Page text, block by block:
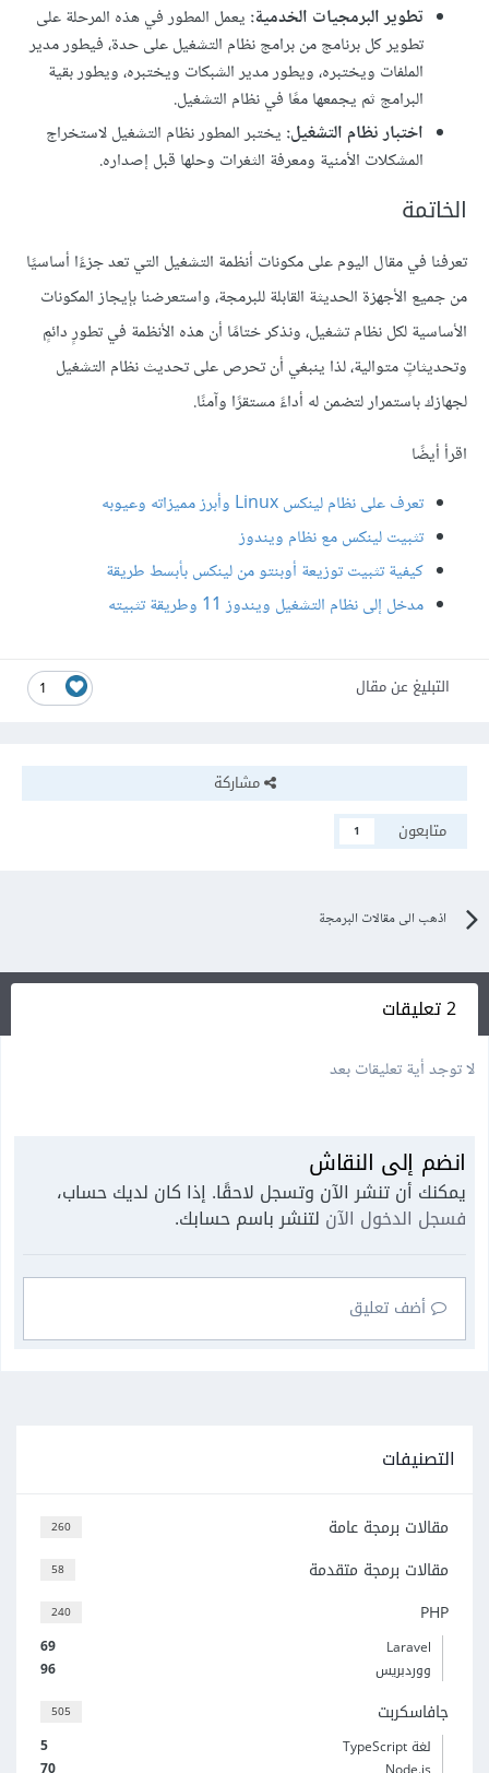
تطوير البرمجيات الخدمية: يعمل المطور في هذه المرحلة على
تطوير كل برنامج من برامج نظام التشغيل على حدة، فيطور مدير
الملفات ويختبره، ويطور مدير الشبكات ويختبره، ويطور بقية
البرامج ثم يجمعها معًا في نظام التشغيل.
اختبار نظام التشغيل: يختبر المطور نظام التشغيل لاستخراج
المشكلات الأمنية ومعرفة الثغرات وحلها قبل إصداره.
الخاتمة
تعرفنا في مقال اليوم على مكونات أنظمة التشغيل التي تعد جزءًا أساسيًا
من جميع الأجهزة الحديثة القابلة للبرمجة، واستعرضنا بإيجاز المكونات
الأساسية لكل نظام تشغيل، ونذكر ختامًا أن هذه الأنظمة في تطورٍ دائمٍ
وتحديثاتٍ متوالية، لذا ينبغي أن تحرص على تحديث نظام التشغيل
لجهازك باستمرار لتضمن له أداءً مستقرًا وآمنًا.
اقرأ أيضًا
تعرف على نظام لينكس Linux وأبرز مميزاته وعيوبه
تثبيت لينكس مع نظام ويندوز
كيفية تثبيت توزيعة أوبنتو من لينكس بأبسط طريقة
مدخل إلى نظام التشغيل ويندوز 11 وطريقة تثبيته
1 التبليغ عن مقال
مشاركة
متابعون
1
اذهب الى مقالات البرمجة
2 تعليقات
لا توجد أية تعليقات بعد
انضم إلى النقاش
يمكنك أن تنشر الآن وتسجل لاحقًا. إذا كان لديك حساب،
فسجل الدخول الآن لتنشر باسم حسابك.
أضف تعليق
التصنيفات
260 مقالات برمجة عامة
58 مقالات برمجة متقدمة
240 PHP
69
Laravel
96
ووردبريس
505 جافاسكربت
5
لغة TypeScript